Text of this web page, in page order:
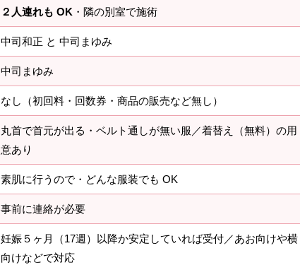
２人連れも OK ・隣の別室で施術
中司和正 と 中司まゆみ
中司まゆみ
なし（初回料・回数券・商品の販売など無し）
丸首で首元が出る・ベルト通しが無い服／着替え（無料）の用
意あり
素肌に行うので・どんな服装でも OK
事前に連絡が必要
妊娠５ヶ月（17週）以降か安定していれば受付／あお向けや横
向けなどで対応